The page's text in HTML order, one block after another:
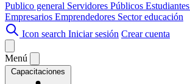
Publico general Servidores Públicos Estudiantes
Empresarios Emprendedores Sector educación
Icon search Iniciar sesión Crear cuenta
Menú
Capacitaciones